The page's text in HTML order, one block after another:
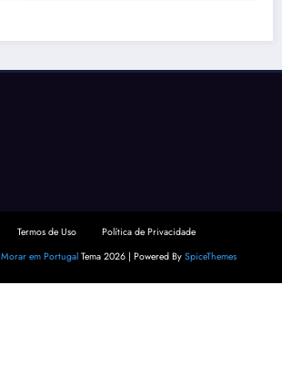
Termos de Uso
Política de Privacidade
Morar em PortugalTema 2026 | Powered By SpiceThemes